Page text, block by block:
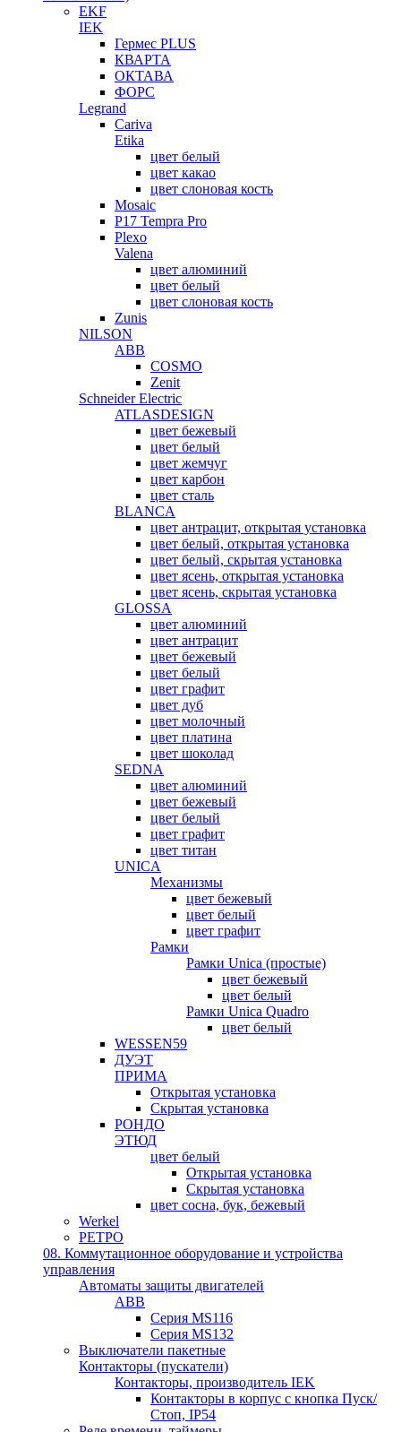
EKF
IEK
Гермес PLUS
КВАРТА
ОКТАВА
ФОРС
Legrand
Cariva
Etika
цвет белый
цвет какао
цвет слоновая кость
Mosaic
P17 Tempra Pro
Plexo
Valena
цвет алюминий
цвет белый
цвет слоновая кость
Zunis
NILSON
ABB
COSMO
Zenit
Schneider Electric
ATLASDESIGN
цвет бежевый
цвет белый
цвет жемчуг
цвет карбон
цвет сталь
BLANCA
цвет антрацит, открытая установка
цвет белый, открытая установка
цвет белый, скрытая установка
цвет ясень, открытая установка
цвет ясень, скрытая установка
GLOSSA
цвет алюминий
цвет антрацит
цвет бежевый
цвет белый
цвет графит
цвет дуб
цвет молочный
цвет платина
цвет шоколад
SEDNA
цвет алюминий
цвет бежевый
цвет белый
цвет графит
цвет титан
UNICA
Механизмы
цвет бежевый
цвет белый
цвет графит
Рамки
Рамки Unica (простые)
цвет бежевый
цвет белый
Рамки Unica Quadro
цвет белый
WESSEN59
ДУЭТ
ПРИМА
Открытая установка
Скрытая установка
РОНДО
ЭТЮД
цвет белый
Открытая установка
Скрытая установка
цвет сосна, бук, бежевый
Werkel
РЕТРО
08. Коммутационное оборудование и устройства
управления
Автоматы защиты двигателей
ABB
Серия MS116
Серия MS132
Выключатели пакетные
Контакторы (пускатели)
Контакторы, производитель IEK
Контакторы в корпус с кнопка Пуск/
Стоп, IP54